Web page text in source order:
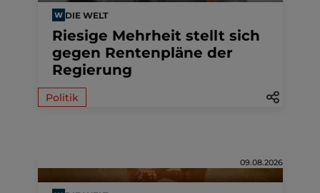
DIE WELT
Riesige Mehrheit stellt sich
gegen Rentenpläne der
Regierung
Politik
09.08.2026